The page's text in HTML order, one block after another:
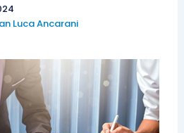
Luca Ancarani